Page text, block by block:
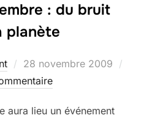
: du bruit
planète
Publié
le
28 novembre 2009
aura lieu un événement